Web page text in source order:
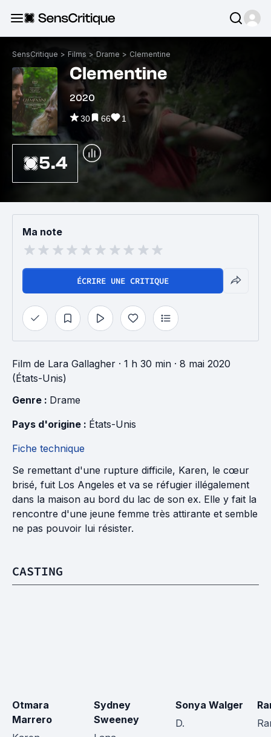
SensCritique > Films > Drame > Clementine
Clementine
2020
30 66 1
5.4
Ma note
ÉCRIRE UNE CRITIQUE
Film de Lara Gallagher · 1 h 30 min · 8 mai 2020
(États-Unis)
Genre : Drame
Pays d'origine : États-Unis
Fiche technique
Se remettant d'une rupture difficile, Karen, le cœur
brisé, fuit Los Angeles et va se réfugier illégalement
dans la maison au bord du lac de son ex. Elle y fait la
rencontre d'une jeune femme très attirante et semble
ne pas pouvoir lui résister.
CASTING
Otmara
Marrero
Sydney
Sweeney
Sonya Walger
D.